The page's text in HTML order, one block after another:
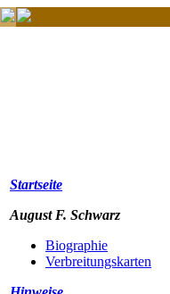
Startseite
August F. Schwarz
Biographie
Verbreitungskarten